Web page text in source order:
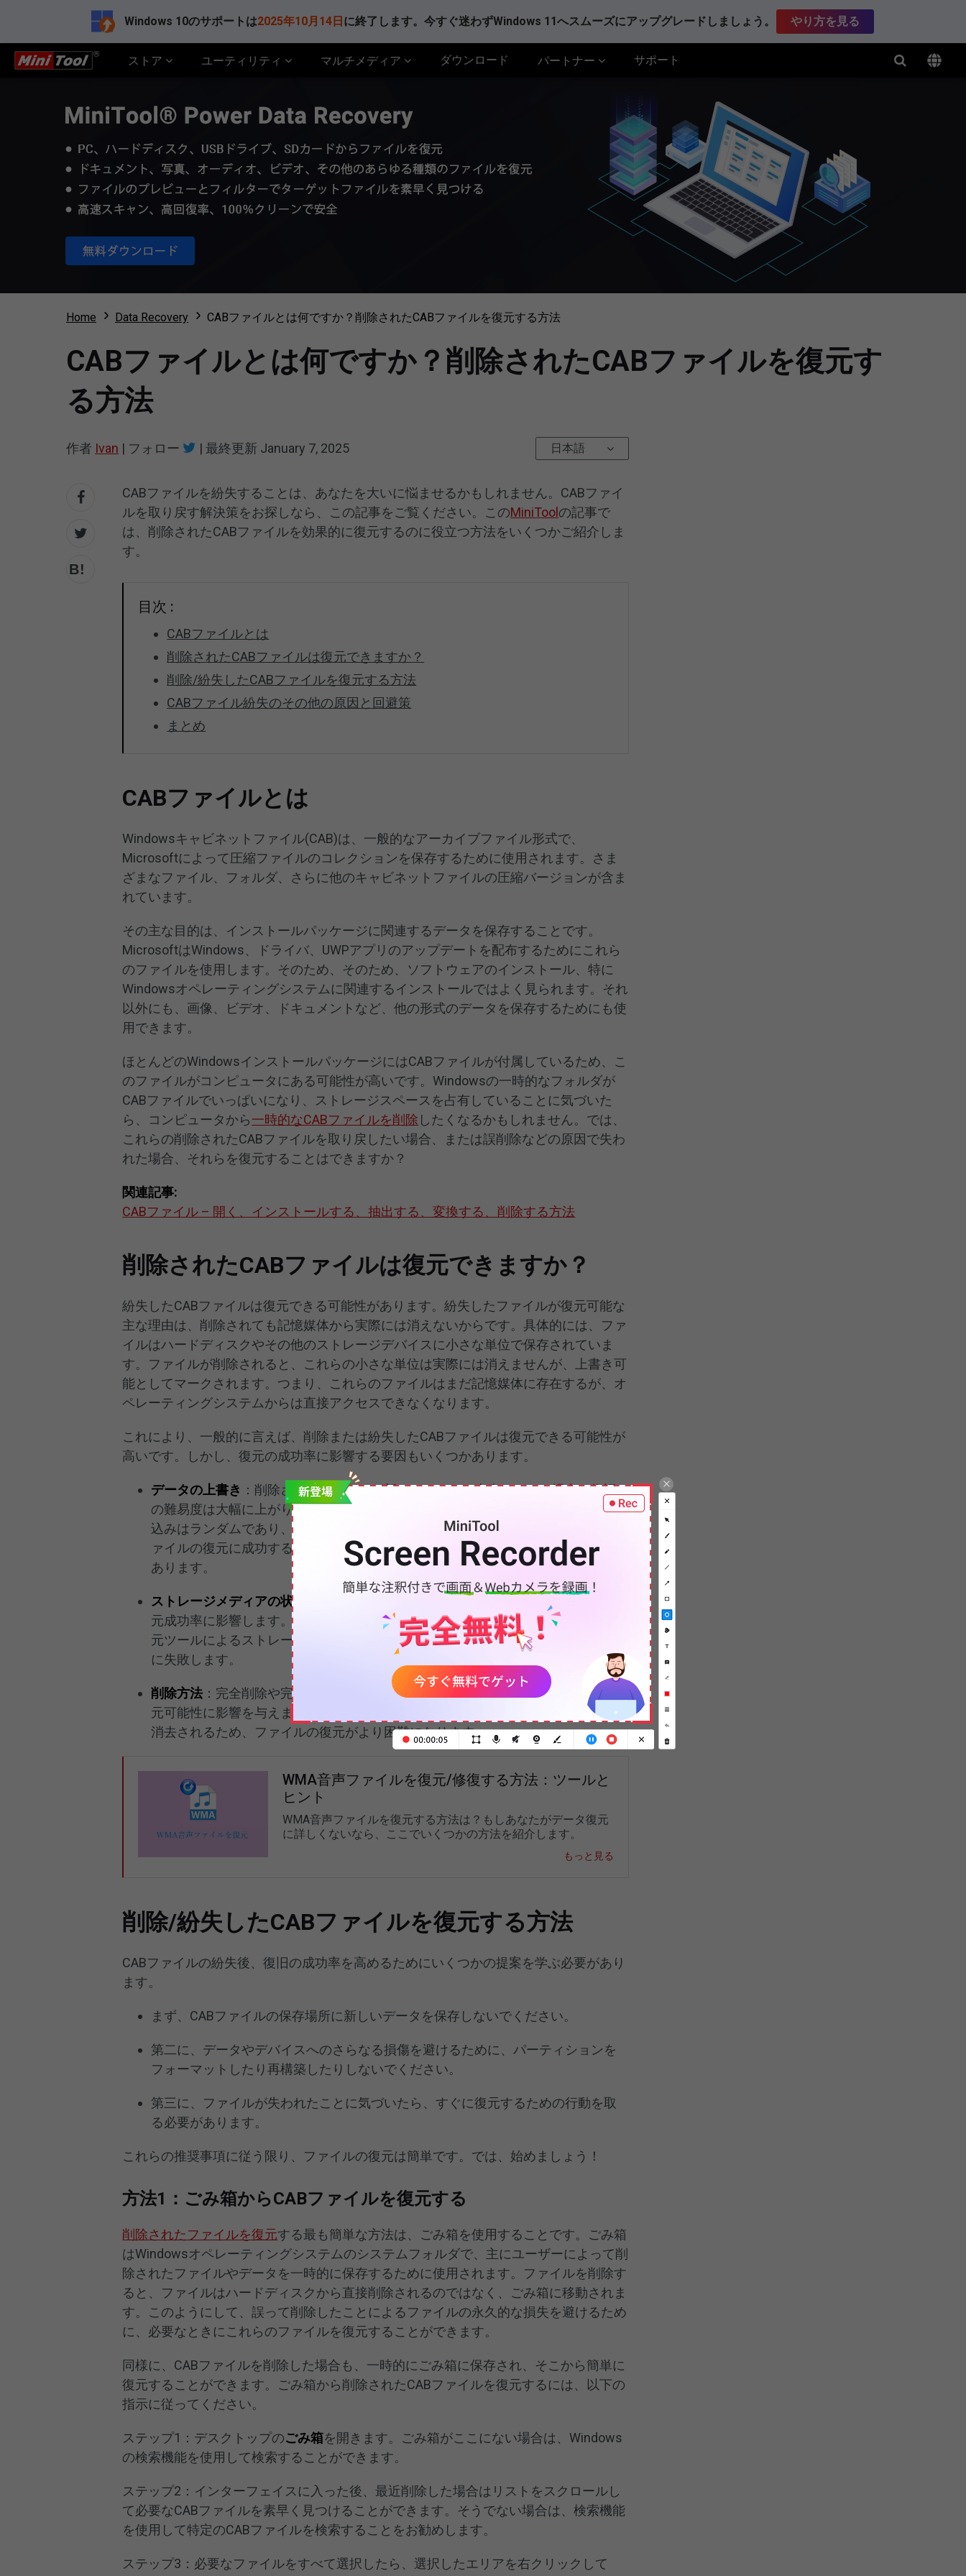
Windows 10のサポートは2025年10月14日 に終了します。今すぐ迷わずWindows 11へスムーズにアップグレードしましょう。 やり方を見る
ストア ユーティリティ マルチメディア ダウンロード パートナー サポート
Home Data Recovery CABファイルとは何ですか？削除されたCABファイルを復元する方法
CABファイルとは何ですか？削除されたCABファイルを復元す
る方法
作者 Ivan | フォロー | 最終更新 January 7, 2025 日本語
CABファイルを紛失することは、あなたを大いに悩ませるかもしれません。CABファイ
ルを取り戻す解決策をお探しなら、この記事をご覧ください。このMiniTool の記事で
は、削除されたCABファイルを効果的に復元するのに役立つ方法をいくつかご紹介しま
す。
目次 :
CABファイルとは
削除されたCABファイルは復元できますか？
削除/紛失したCABファイルを復元する方法
CABファイル紛失のその他の原因と回避策
まとめ
CABファイルとは
Windowsキャビネットファイル(CAB)は、一般的なアーカイブファイル形式で、
Microsoftによって圧縮ファイルのコレクションを保存するために使用されます。さま
ざまなファイル、フォルダ、さらに他のキャビネットファイルの圧縮バージョンが含ま
れています。
その主な目的は、インストールパッケージに関連するデータを保存することです。
MicrosoftはWindows、ドライバ、UWPアプリのアップデートを配布するためにこれら
のファイルを使用します。そのため、そのため、ソフトウェアのインストール、特に
Windowsオペレーティングシステムに関連するインストールではよく見られます。それ
以外にも、画像、ビデオ、ドキュメントなど、他の形式のデータを保存するためにも使
用できます。
ほとんどのWindowsインストールパッケージにはCABファイルが付属しているため、こ
のファイルがコンピュータにある可能性が高いです。Windowsの一時的なフォルダが
CABファイルでいっぱいになり、ストレージスペースを占有していることに気づいた
ら、コンピュータから一時的なCABファイルを削除 したくなるかもしれません。では、
これらの削除されたCABファイルを取り戻したい場合、または誤削除などの原因で失わ
れた場合、それらを復元することはできますか？
関連記事:
CABファイル – 開く、インストールする、抽出する、変換する、削除する方法
削除されたCABファイルは復元できますか？
紛失したCABファイルは復元できる可能性があります。紛失したファイルが復元可能な
主な理由は、削除されても記憶媒体から実際には消えないからです。具体的には、ファ
イルはハードディスクやその他のストレージデバイスに小さな単位で保存されていま
す。ファイルが削除されると、これらの小さな単位は実際には消えませんが、上書き可
能としてマークされます。つまり、これらのファイルはまだ記憶媒体に存在するが、オ
ペレーティングシステムからは直接アクセスできなくなります。
これにより、一般的に言えば、削除または紛失したCABファイルは復元できる可能性が
高いです。しかし、復元の成功率に影響する要因もいくつかあります。
データの上書き ：削除されたファイルが新しいデータで上書きされた場合、復旧
の難易度は大幅に上がり、復旧が不可能になることさえあります。データの書き
込みはランダムであり、どのファイルが
されるかは制御できないため、フ
ァイルの復元に成功する前に、すべての書き込み操作をできるだけ避ける必要が
あります。
ストレージメディアの状態
元成功率に影響します。たとえば、
ハードドライブの損傷やその他の問題は、復
元ツールによるストレージデバイスのスキャンを妨げ、紛失したファイルの検出
に失敗します。
削除方法 ：完全削除や完全フォーマットなどの異なる削除方法は、ファイルの復
元可能性に影響を与えます。完全削除は通常、関連するデータブロックがすべて
消去されるため、ファイルの復元がより困難になります。
WMA音声ファイルを復元/修復する方法：ツールと
ヒント
WMA音声ファイルを復元する方法は？もしあなたがデータ復元
に詳しくないなら、ここでいくつかの方法を紹介します。
もっと見る
削除/紛失したCABファイルを復元する方法
CABファイルの紛失後、復旧の成功率を高めるためにいくつかの提案を学ぶ必要があり
ます。
まず、CABファイルの保存場所に新しいデータを保存しないでください。
第二に、データやデバイスへのさらなる損傷を避けるために、パーティションを
フォーマットしたり再構築したりしないでください。
第三に、ファイルが失われたことに気づいたら、すぐに復元するための行動を取
る必要があります。
これらの推奨事項に従う限り、ファイルの復元は簡単です。では、始めましょう！
方法1：ごみ箱からCABファイルを復元する
削除されたファイルを復元する最も簡単な方法は、ごみ箱を使用することです。ごみ箱
はWindowsオペレーティングシステムのシステムフォルダで、主にユーザーによって削
除されたファイルやデータを一時的に保存するために使用されます。ファイルを削除す
ると、ファイルはハードディスクから直接削除されるのではなく、ごみ箱に移動されま
す。このようにして、誤って削除したことによるファイルの永久的な損失を避けるため
に、必要なときにこれらのファイルを復元することができます。
同様に、CABファイルを削除した場合も、一時的にごみ箱に保存され、そこから簡単に
復元することができます。ごみ箱から削除されたCABファイルを復元するには、以下の
指示に従ってください。
ステップ1：デスクトップのごみ箱を開きます。ごみ箱がここにない場合は、Windows
の検索機能を使用して検索することができます。
ステップ2：インターフェイスに入った後、最近削除した場合はリストをスクロールし
て必要なCABファイルを素早く見つけることができます。そうでない場合は、検索機能
を使用して特定のCABファイルを検索することをお勧めします。
ステップ3：必要なファイルをすべて選択したら、選択したエリアを右クリックして